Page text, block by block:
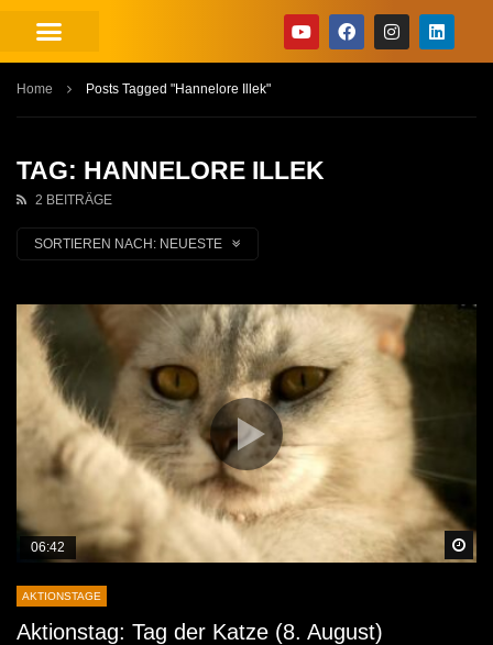
Home Posts Tagged "Hannelore Illek"
TAG: HANNELORE ILLEK
2 BEITRÄGE
SORTIEREN NACH: NEUESTE
06:42
AKTIONSTAGE
Aktionstag: Tag der Katze (8. August)